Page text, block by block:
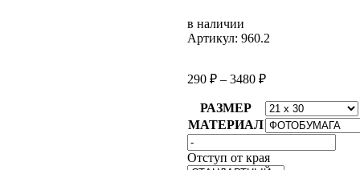
в наличии
Артикул: 960.2
290 ₽– 3480 ₽
РАЗМЕР
МАТЕРИАЛ
Отступ от края